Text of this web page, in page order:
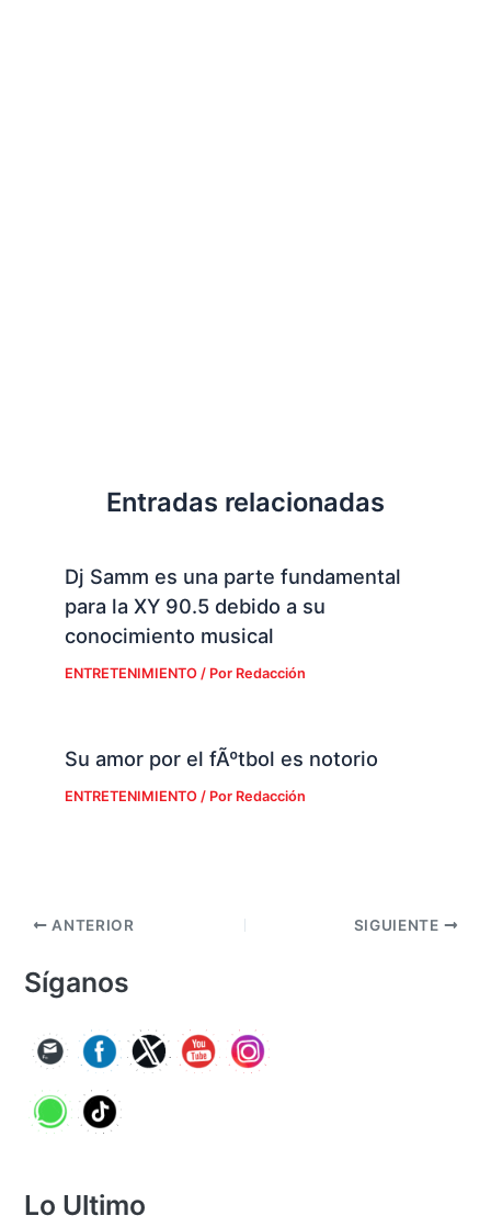
Entradas relacionadas
Dj Samm es una parte fundamental
para la XY 90.5 debido a su
conocimiento musical
ENTRETENIMIENTO/ Por Redacción
Su amor por el fÃºtbol es notorio
ENTRETENIMIENTO/ Por Redacción
ANTERIOR SIGUIENTE
Síganos
Lo Ultimo